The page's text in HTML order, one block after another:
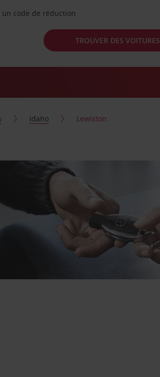
un code de réduction
TROUVER DES VOITURES
Idaho Lewiston